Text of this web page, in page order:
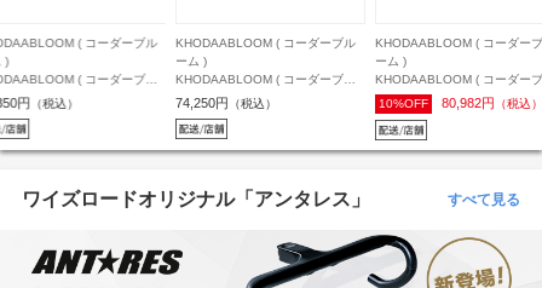
( コーダーブル
)
( コーダーブル
) クロスバイク RAIL ST ( レ
身長目安175cm前後)
円 （税込）
KHODAABLOOM ( コーダーブル
ーム )
KHODAABLOOM ( コーダーブル
ーム ) クロスバイク RAIL ACTIVE
レー 400mm ( 身長目安165cm前
後 )
74,250円 （税込）
KHODAABLOOM ( コーダー
ーム )
KHODAABLOOM ( コーダー
ーム ) クロスバイク RAIL
レイル ライト ) ソリッドホワ
400mm ( 身長目安165cm前後
10%OFF 80,982円 （税込
ワイズロードオリジナル「アンタレス」 すべて見る